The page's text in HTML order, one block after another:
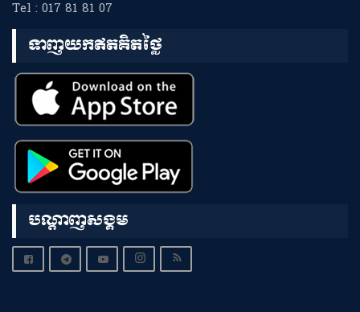
Tel : 017 81 81 07
ទាញយកឥតគិតថ្លៃ
បណ្តាញសង្គម